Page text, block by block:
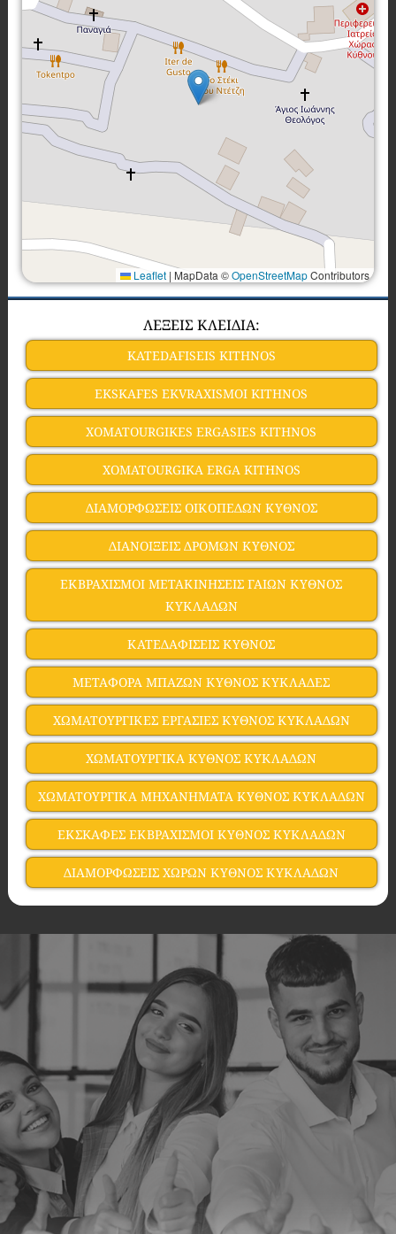
Leaflet | MapData ©OpenStreetMapContributors
ΛΕΞΕΙΣ ΚΛΕΙΔΙΑ:
KATEDAFISEIS KITHNOS
EKSKAFES EKVRAXISMOI KITHNOS
XOMATOURGIKES ERGASIES KITHNOS
XOMATOURGIKA ERGA KITHNOS
ΔΙΑΜΟΡΦΩΣΕΙΣ ΟΙΚΟΠΕΔΩΝ ΚΥΘΝΟΣ
ΔΙΑΝΟΙΞΕΙΣ ΔΡΟΜΩΝ ΚΥΘΝΟΣ
ΕΚΒΡΑΧΙΣΜΟΙ ΜΕΤΑΚΙΝΗΣΕΙΣ ΓΑΙΩΝ ΚΥΘΝΟΣ
ΚΥΚΛΑΔΩΝ
ΚΑΤΕΔΑΦΙΣΕΙΣ ΚΥΘΝΟΣ
ΜΕΤΑΦΟΡΑ ΜΠΑΖΩΝ ΚΥΘΝΟΣ ΚΥΚΛΑΔΕΣ
ΧΩΜΑΤΟΥΡΓΙΚΕΣ ΕΡΓΑΣΙΕΣ ΚΥΘΝΟΣ ΚΥΚΛΑΔΩΝ
ΧΩΜΑΤΟΥΡΓΙΚΑ ΚΥΘΝΟΣ ΚΥΚΛΑΔΩΝ
ΧΩΜΑΤΟΥΡΓΙΚΑ ΜΗΧΑΝΗΜΑΤΑ ΚΥΘΝΟΣ ΚΥΚΛΑΔΩΝ
ΕΚΣKΑΦΕΣ ΕΚΒΡΑΧΙΣΜΟΙ ΚΥΘΝΟΣ ΚΥΚΛΑΔΩΝ
ΔΙΑΜΟΡΦΩΣΕΙΣ ΧΩΡΩΝ ΚΥΘΝΟΣ ΚΥΚΛΑΔΩΝ